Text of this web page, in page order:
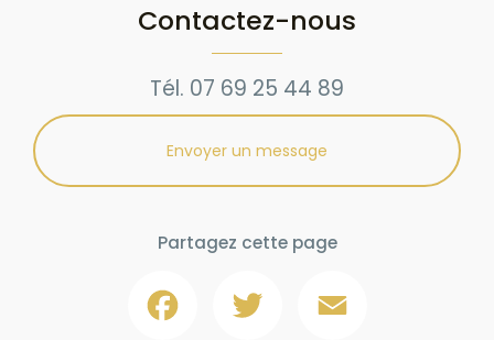
Contactez-nous
Tél. 07 69 25 44 89
Envoyer un message
Partagez cette page